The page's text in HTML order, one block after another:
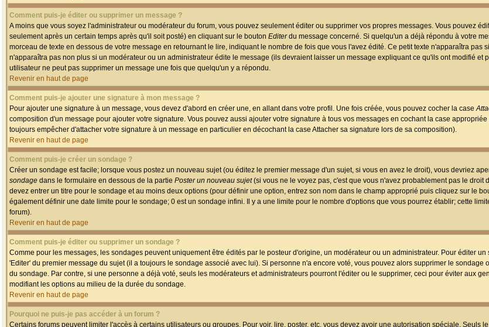
Comment puis-je éditer ou supprimer un message ?
A moins que vous soyez l'administrateur ou modérateur du forum, vous pouvez seulement éditer ou supprimer vos propres messages. Vous pouvez
seulement après un certain temps après qu'il soit posté) en cliquant sur le bouton Editerdu message concerné. Si quelqu'un a déjà répondu à votre
morceau de texte en dessous de votre message en retournant le lire, indiquant le nombre de fois que vous l'avez édité. Ce petit texte n'apparaîtra pas
n'apparaîtra pas non plus si un modérateur ou un administrateur édite le message (ils devraient laisser un message expliquant ce qu'ils ont modifié et
utilisateur ne peut pas supprimer un message une fois que quelqu'un y a répondu.
Revenir en haut de page
Comment puis-je ajouter une signature à mon message ?
Pour ajouter une signature à un message, vous devez d'abord en créer une, en allant dans votre profil. Une fois créée, vous pouvez cocher la case
composition d'un message pour ajouter votre signature. Vous pouvez aussi ajouter votre signature à tous vos messages en cochant la case
toujours empêcher d'attacher votre signature à un message en particulier en décochant la case Attacher sa signature lors de sa composition).
Revenir en haut de page
Comment puis-je créer un sondage ?
Créer un sondage est facile; lorsque vous postez un nouveau sujet (ou éditez le premier message d'un sujet, si vous en avez le droit), vous devriez
sondage dans le formulaire en dessous de la partie Poster un nouveau sujet(si vous ne le voyez pas, c'est que vous n'avez probablement pas le droit
devez entrer un titre pour le sondage et au moins deux options (pour définir une option, entrez son nom dans le champ approprié puis cliquez sur le
également définir une date limite pour le sondage; 0 est un sondage infini. Il y a une limite pour le nombre d'options que vous pourrez établir; cette
forum).
Revenir en haut de page
Comment puis-je éditer ou supprimer un sondage ?
Comme pour les messages, les sondages peuvent uniquement être édités par le posteur d'origine, un modérateur ou un administrateur. Pour éditer
'Editer' du premier message du sujet (il a toujours le sondage associé avec lui). Si personne n'a encore voté, vous pouvez alors supprimer le sondage
du sondage. Par contre, si une personne a déjà voté, seuls les modérateurs et administrateurs pourront l'éditer ou le supprimer, ceci pour éviter aux
modifiant les options au milieu de la durée du sondage.
Revenir en haut de page
Pourquoi ne puis-je pas accéder à un forum ?
Certains forums peuvent limiter l'accès à certains utilisateurs ou groupes. Pour voir, lire, poster, etc. vous devez avoir une autorisation spéciale. Seuls